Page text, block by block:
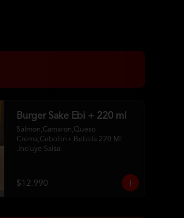
Burger Sake Ebi + 220 ml
Salmon,Camaron,Queso
Crema,Cebollin+ Bebida 220 Ml
.Incluye Salsa
$12.990